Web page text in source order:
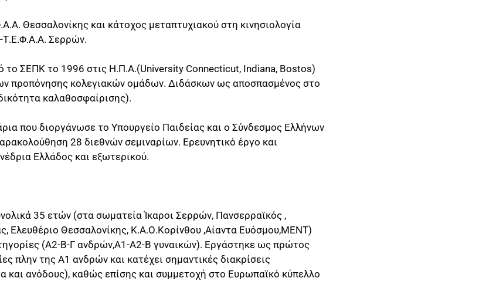
Θεσσαλονίκης και κάτοχος μεταπτυχιακού στη κινησιολογία
Σερρών.
το ΣΕΠΚ το 1996 στις Η.Π.Α.(University Connecticut, Indiana, Bostos)
προπόνησης κολεγιακών ομάδων. Διδάσκων ως αποσπασμένος στο
καλαθοσφαίρισης).
που διοργάνωσε το Υπουργείο Παιδείας και ο Σύνδεσμος Ελλήνων
28 διεθνών σεμιναρίων. Ερευνητικό έργο και
Ελλάδος και εξωτερικού.
35 ετών (στα σωματεία Ίκαροι Σερρών, Πανσερραϊκός ,
Ελευθέριο Θεσσαλονίκης, Κ.Α.Ο.Κορίνθου ,Αίαντα Ευόσμου,ΜΕΝΤ)
(Α2-Β-Γ ανδρών,Α1-Α2-Β γυναικών). Εργάστηκε ως πρώτος
πλην της Α1 ανδρών και κατέχει σημαντικές διακρίσεις
και ανόδους), καθώς επίσης και συμμετοχή στο Ευρωπαϊκό κύπελλο